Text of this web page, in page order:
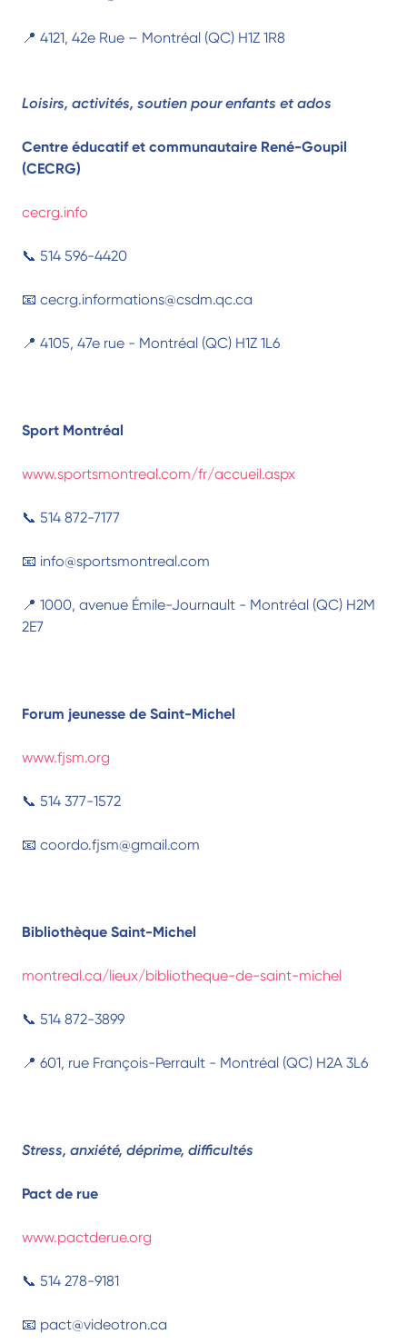
📍 4121, 42e Rue – Montréal (QC) H1Z 1R8
Loisirs, activités, soutien pour enfants et ados
Centre éducatif et communautaire René-Goupil
(CECRG)
cecrg.info
📞 514 596-4420
📧 cecrg.informations@csdm.qc.ca
📍 4105, 47e rue - Montréal (QC) H1Z 1L6
Sport Montréal
www.sportsmontreal.com/fr/accueil.aspx
📞 514 872-7177
📧 info@sportsmontreal.com
📍 1000, avenue Émile-Journault - Montréal (QC) H2M
2E7
Forum jeunesse de Saint-Michel
www.fjsm.org
📞 514 377-1572
📧 coordo.fjsm@gmail.com
Bibliothèque Saint-Michel
montreal.ca/lieux/bibliotheque-de-saint-michel
📞 514 872-3899
📍 601, rue François-Perrault - Montréal (QC) H2A 3L6
Stress, anxiété, déprime, difficultés
Pact de rue
www.pactderue.org
📞 514 278-9181
📧 pact@videotron.ca